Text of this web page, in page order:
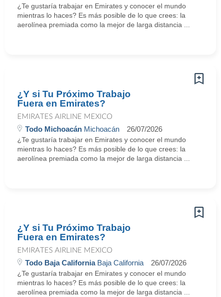
¿Te gustaría trabajar en Emirates y conocer el mundo
mientras lo haces? Es más posible de lo que crees: la
aerolínea premiada como la mejor de larga distancia ...
¿Y si Tu Próximo Trabajo
Fuera en Emirates?
EMIRATES AIRLINE MEXICO
Todo Michoacán Michoacán 26/07/2026
¿Te gustaría trabajar en Emirates y conocer el mundo
mientras lo haces? Es más posible de lo que crees: la
aerolínea premiada como la mejor de larga distancia ...
¿Y si Tu Próximo Trabajo
Fuera en Emirates?
EMIRATES AIRLINE MEXICO
Todo Baja CaliforniaBaja California 26/07/2026
¿Te gustaría trabajar en Emirates y conocer el mundo
mientras lo haces? Es más posible de lo que crees: la
aerolínea premiada como la mejor de larga distancia ...